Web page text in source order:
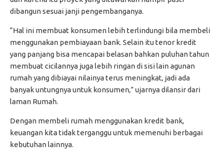
dibangun sesuai janji pengembanganya.
“Hal ini membuat konsumen lebih terlindungi bila membeli
menggunakan pembiayaan bank. Selain itu tenor kredit
yang panjang bisa mencapai belasan bahkan puluhan tahun
membuat cicilannya juga lebih ringan di sisi lain agunan
rumah yang dibiayai nilainya terus meningkat, jadi ada
banyak untungnya untuk konsumen,” ujarnya dilansir dari
laman Rumah.
Dengan membeli rumah menggunakan kredit bank,
keuangan kita tidak terganggu untuk memenuhi berbagai
kebutuhan lainnya.